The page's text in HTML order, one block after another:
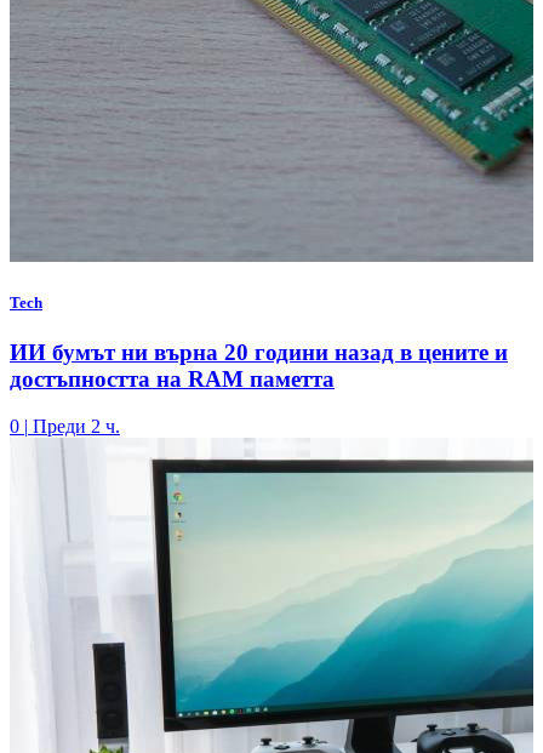
Tech
ИИ бумът ни върна 20 години назад в цените и
достъпността на RAM паметта
0 | Преди 2 ч.